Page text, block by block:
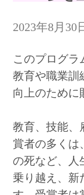
2023年8月
このプログラ
教育や職業訓
向上のために
教育、技能、
賞者の多くは
の死など、人
乗り越え、新